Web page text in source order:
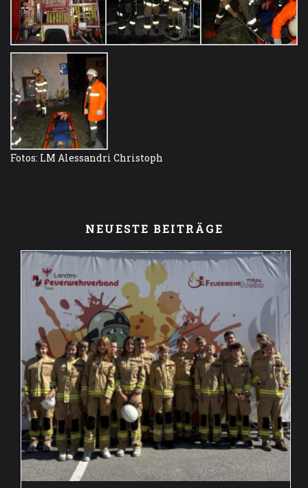
Fotos: LM Alessandri Christoph
NEUESTE BEITRÄGE